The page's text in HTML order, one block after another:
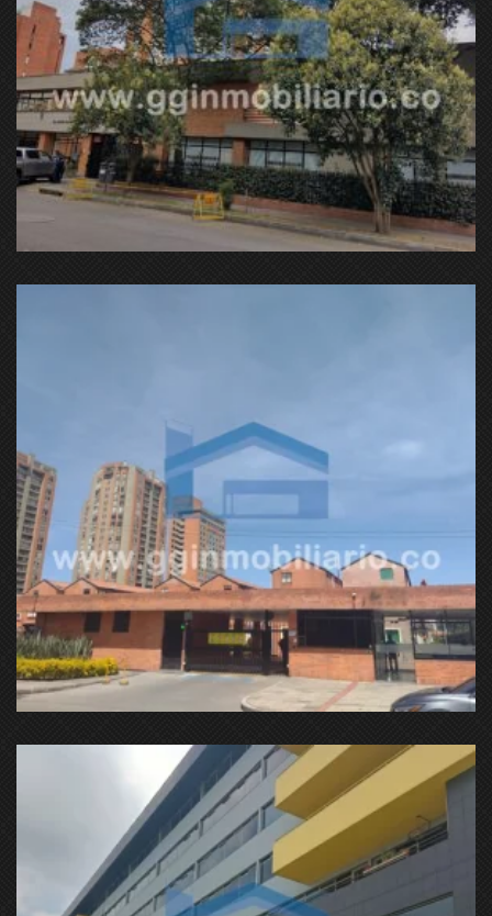
Cra. 63 & Cl. 22 Sur, Puente Aranda, Bogotá, Colombia